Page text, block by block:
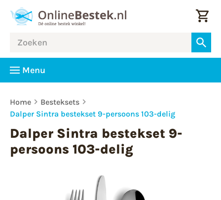
Menu
Home
Besteksets
Dalper Sintra bestekset 9-persoons 103-delig
Dalper Sintra bestekset 9-
persoons 103-delig